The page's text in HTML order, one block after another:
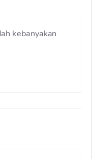
kebanyakan